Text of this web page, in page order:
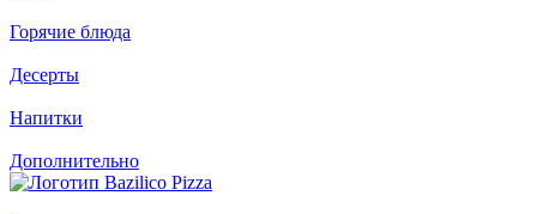
Горячие блюда
Десерты
Напитки
Дополнительно